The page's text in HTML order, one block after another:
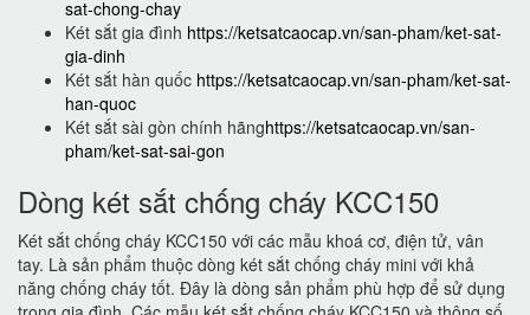
sat-chong-chay
Két sắt gia đình https://ketsatcaocap.vn/san-pham/ket-sat-
gia-dinh
Két sắt hàn quốc https://ketsatcaocap.vn/san-pham/ket-sat-
han-quoc
Két sắt sài gòn chính hãnghttps://ketsatcaocap.vn/san-
pham/ket-sat-sai-gon
Dòng két sắt chống cháy KCC150
Két sắt chống cháy KCC150 với các mẫu khoá cơ, điện tử, vân
tay. Là sản phẩm thuộc dòng két sắt chống cháy mini với khả
năng chống cháy tốt. Đây là dòng sản phẩm phù hợp để sử dụng